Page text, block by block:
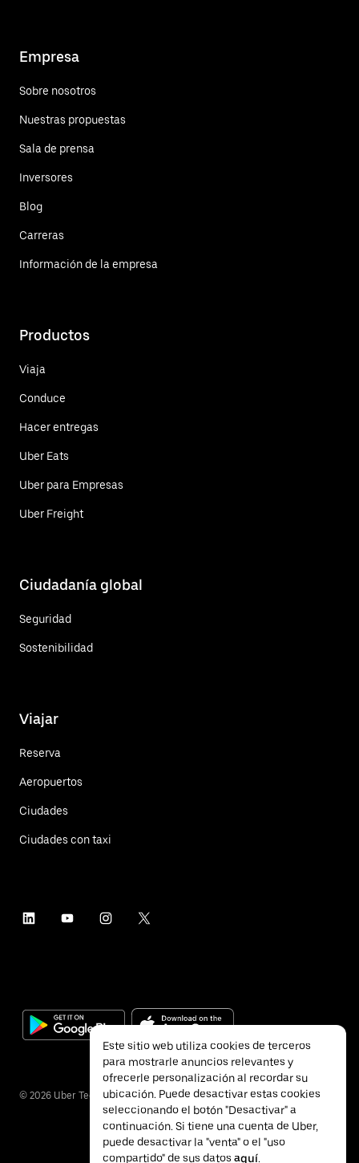
Empresa
Sobre nosotros
Nuestras propuestas
Sala de prensa
Inversores
Blog
Carreras
Información de la empresa
Productos
Viaja
Conduce
Hacer entregas
Uber Eats
Uber para Empresas
Uber Freight
Ciudadanía global
Seguridad
Sostenibilidad
Viajar
Reserva
Aeropuertos
Ciudades
Ciudades con taxi
© 2026 Uber Technologies Inc.
Este sitio web utiliza cookies de terceros
para mostrarle anuncios relevantes y
ofrecerle personalización al recordar su
ubicación. Puede desactivar estas cookies
seleccionando el botón "Desactivar" a
continuación. Si tiene una cuenta de Uber,
puede desactivar la "venta" o el "uso
compartido" de sus datos aquí.